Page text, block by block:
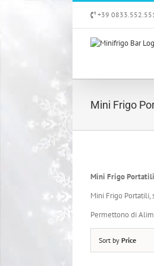
+39
Mini Frigo
Mini Frigo Portatili
Mini Frigo
Permettono di
Sort by Price